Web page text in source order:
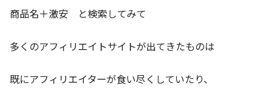
商品名＋激安 と検索してみて
多くのアフィリエイトサイトが出てきたものは
既にアフィリエイターが食い尽くしていたり、